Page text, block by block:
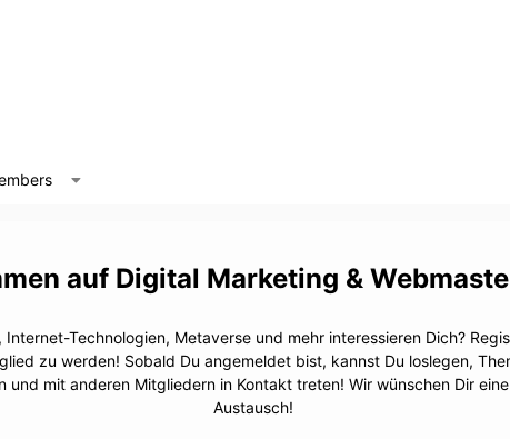
Digital Marketing &
Technologien, Metaverse und mehr interessieren Dich?
zu werden! Sobald Du angemeldet bist, kannst Du loslegen,
und mit anderen Mitgliedern in Kontakt treten! Wir wünschen Dir
Austausch!